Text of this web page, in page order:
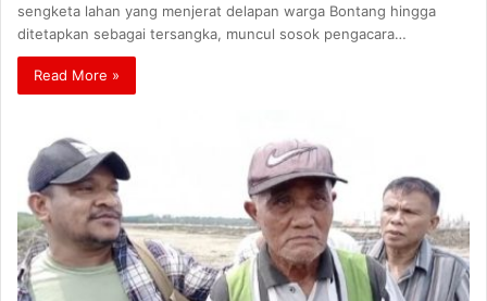
sengketa lahan yang menjerat delapan warga Bontang hingga
ditetapkan sebagai tersangka, muncul sosok pengacara…
Read More »